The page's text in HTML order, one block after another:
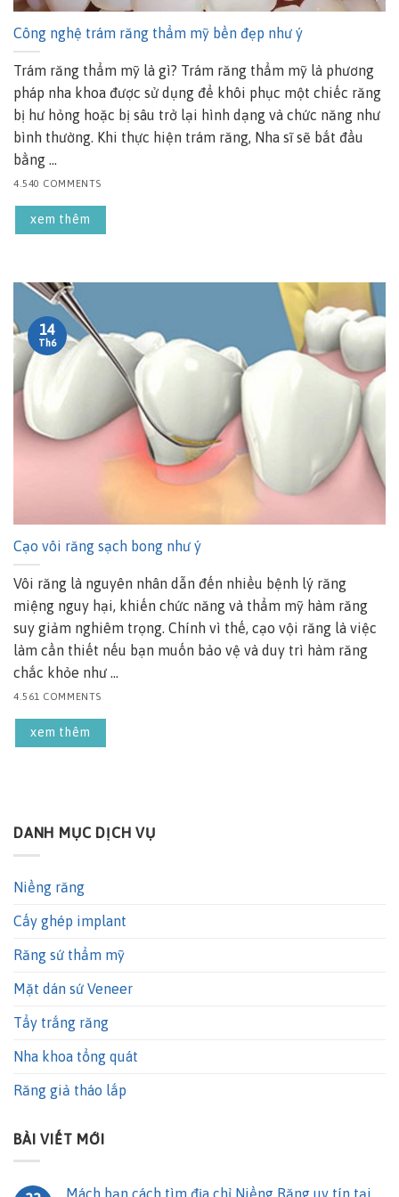
Công nghệ trám răng thẩm mỹ bền đẹp như ý
Trám răng thẩm mỹ là gì? Trám răng thẩm mỹ là phương
pháp nha khoa được sử dụng để khôi phục một chiếc răng
bị hư hỏng hoặc bị sâu trở lại hình dạng và chức năng như
bình thường. Khi thực hiện trám răng, Nha sĩ sẽ bắt đầu
bằng ...
4.540 COMMENTS
xem thêm
Cạo vôi răng sạch bong như ý
Vôi răng là nguyên nhân dẫn đến nhiều bệnh lý răng
miệng nguy hại, khiến chức năng và thẩm mỹ hàm răng
suy giảm nghiêm trọng. Chính vì thế, cạo vội răng là việc
làm cần thiết nếu bạn muốn bảo vệ và duy trì hàm răng
chắc khỏe như ...
4.561 COMMENTS
xem thêm
14
Th6
DANH MỤC DỊCH VỤ
Niềng răng
Cấy ghép implant
Răng sứ thẩm mỹ
Mặt dán sứ Veneer
Tẩy trắng răng
Nha khoa tổng quát
Răng giả tháo lắp
BÀI VIẾT MỚI
Mách bạn cách tìm địa chỉ Niềng Răng uy tín tại